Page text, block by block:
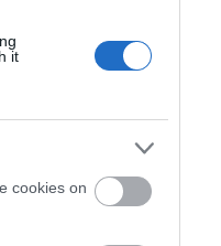
it
cookies on